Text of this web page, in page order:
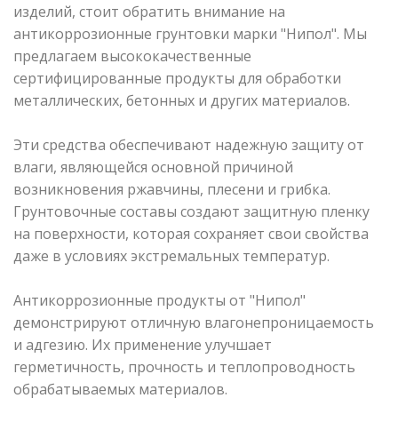
изделий, стоит обратить внимание на
антикоррозионные грунтовки марки "Нипол". Мы
предлагаем высококачественные
сертифицированные продукты для обработки
металлических, бетонных и других материалов.
Эти средства обеспечивают надежную защиту от
влаги, являющейся основной причиной
возникновения ржавчины, плесени и грибка.
Грунтовочные составы создают защитную пленку
на поверхности, которая сохраняет свои свойства
даже в условиях экстремальных температур.
Антикоррозионные продукты от "Нипол"
демонстрируют отличную влагонепроницаемость
и адгезию. Их применение улучшает
герметичность, прочность и теплопроводность
обрабатываемых материалов.